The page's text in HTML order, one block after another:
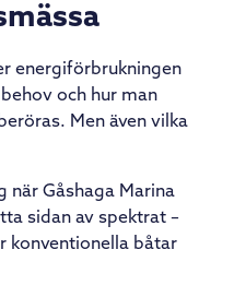
energiförbrukningen
och hur man
Men även vilka
när Gåshaga Marina
sidan av spektrat –
konventionella båtar